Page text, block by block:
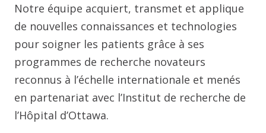
Notre équipe acquiert, transmet et applique
de nouvelles connaissances et technologies
pour soigner les patients grâce à ses
programmes de recherche novateurs
reconnus à l’échelle internationale et menés
en partenariat avec l’Institut de recherche de
l’Hôpital d’Ottawa.